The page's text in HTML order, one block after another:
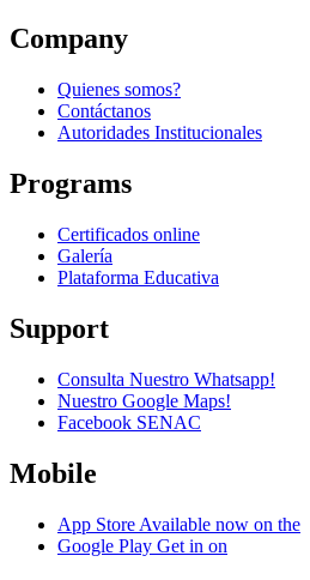
Company
Quienes somos?
Contáctanos
Autoridades Institucionales
Programs
Certificados online
Galería
Plataforma Educativa
Support
Consulta Nuestro Whatsapp!
Nuestro Google Maps!
Facebook SENAC
Mobile
App Store Available now on the
Google Play Get in on